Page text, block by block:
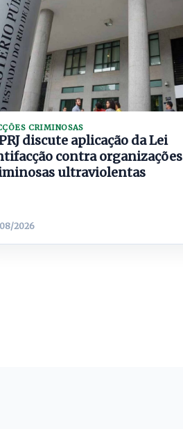
CRIMINOSAS
discute aplicação da Lei
contra organizações
ultraviolentas
2026